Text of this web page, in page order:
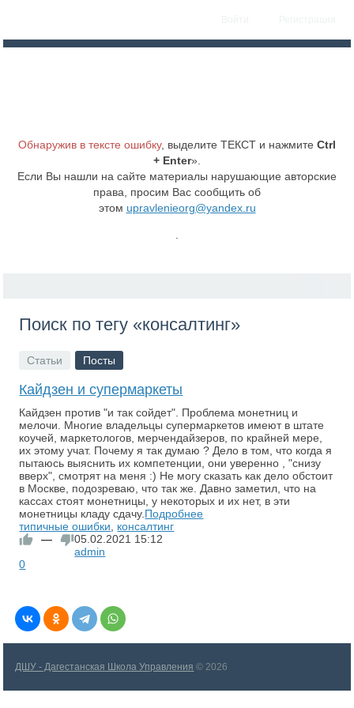
Обнаружив в тексте ошибку, выделите ТЕКСТ и нажмите Ctrl
+ Enter».
Если Вы нашли на сайте материалы нарушающие авторские
права, просим Вас сообщить об
этом upravlenieorg@yandex.ru
Поиск по тегу «консалтинг»
Статьи Посты
Кайдзен и супермаркеты
Кайдзен против "и так сойдет". Проблема монетниц и
мелочи. Многие владельцы супермаркетов имеют в штате
коучей, маркетологов, мерчендайзеров, по крайней мере,
их этому учат. Почему я так думаю ? Дело в том, что когда я
пытаюсь выяснить их компетенции, они уверенно , "снизу
вверх", смотрят на меня :) Не могу сказать как дело обстоит
в Москве, подозреваю, что так же. Давно заметил, что на
кассах стоят монетницы, у некоторых и их нет, в эти
монетницы кладу сдачу. Подробнее
типичные ошибки
консалтинг
—
05.02.2021 15:12
admin
0
ДШУ - Дагестанская Школа Управления © 2026